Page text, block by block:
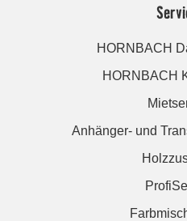
HORNBACH
HORNBACH
Anhänger- und